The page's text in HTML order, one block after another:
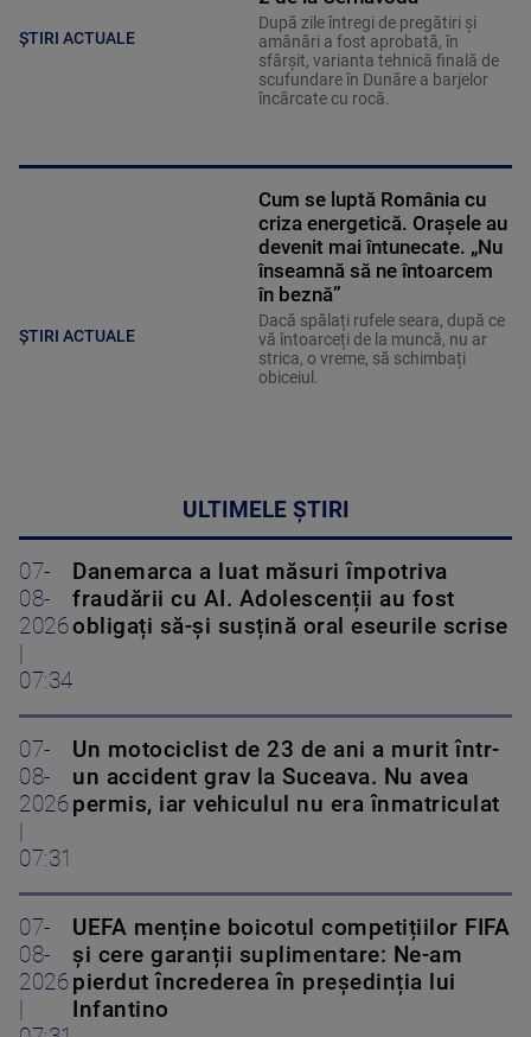
ȘTIRI ACTUALE
După zile întregi de pregătiri și
amânări a fost aprobată, în
sfârșit, varianta tehnică finală de
scufundare în Dunăre a barjelor
încărcate cu rocă.
ȘTIRI ACTUALE
Cum se luptă România cu
criza energetică. Orașele au
devenit mai întunecate. „Nu
înseamnă să ne întoarcem
în beznă”
Dacă spălați rufele seara, după ce
vă întoarceți de la muncă, nu ar
strica, o vreme, să schimbați
obiceiul.
ULTIMELE ȘTIRI
07-
08-
2026
|
07:34
Danemarca a luat măsuri împotriva
fraudării cu AI. Adolescenții au fost
obligați să-și susțină oral eseurile scrise
07-
08-
2026
|
07:31
Un motociclist de 23 de ani a murit într-
un accident grav la Suceava. Nu avea
permis, iar vehiculul nu era înmatriculat
07-
08-
2026
|
UEFA menține boicotul competițiilor FIFA
și cere garanții suplimentare: Ne-am
pierdut încrederea în președinția lui
Infantino